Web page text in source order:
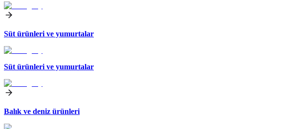
Süt ürünleri ve yumurtalar
Süt ürünleri ve yumurtalar
Balık ve deniz ürünleri